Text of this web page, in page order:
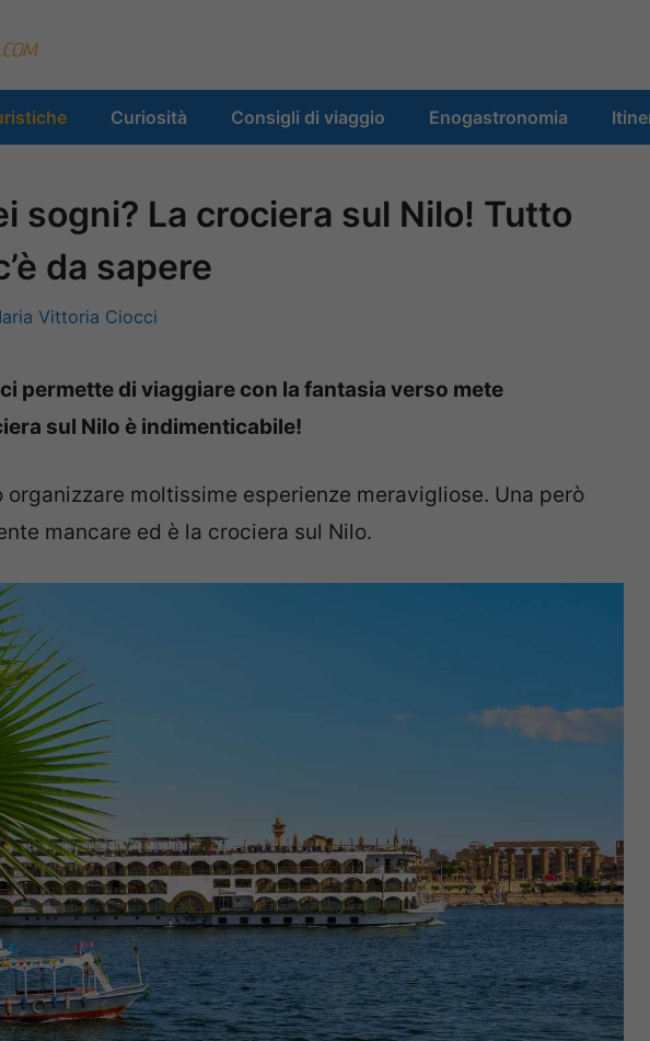
Curiosità Consigli di viaggio Enogastronomia
sogni? La crociera sul Nilo! Tutto
da sapere
Vittoria Ciocci
permette di viaggiare con la fantasia verso mete
sul Nilo è indimenticabile!
organizzare moltissime esperienze meravigliose. Una però
mancare ed è la crociera sul Nilo.